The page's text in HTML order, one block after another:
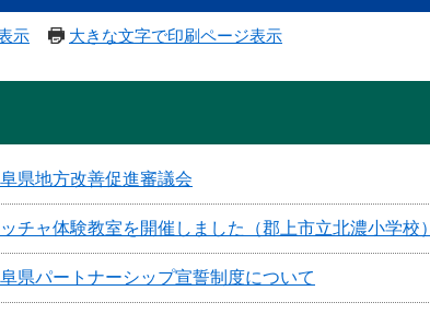
示 大きな文字で印刷ページ表示
県地方改善促進審議会
チャ体験教室を開催しました（郡上市立北濃小学校）
県パートナーシップ宣誓制度について